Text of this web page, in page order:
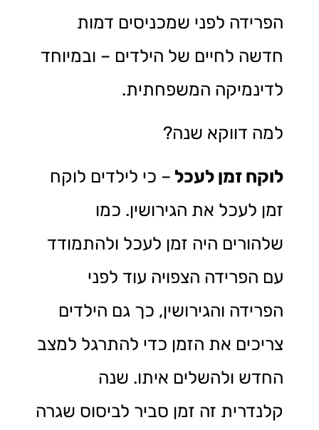
הפרידה לפני שמכניסים דמות
חדשה לחיים של הילדים – ובמיוחד
לדינמיקה המשפחתית.
למה דווקא שנה?
לוקח זמן לעכל – כי לילדים לוקח
זמן לעכל את הגירושין. כמו
שלהורים היה זמן לעכל ולהתמודד
עם הפרידה הצפויה עוד לפני
הפרידה והגירושין, כך גם הילדים
צריכים את הזמן כדי להתרגל למצב
החדש ולהשלים איתו. שנה
קלנדרית זה זמן סביר לביסוס שגרה